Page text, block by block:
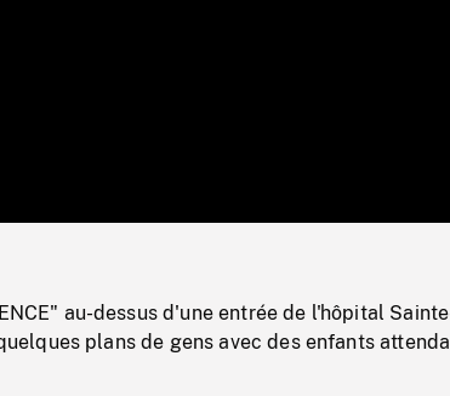
0%
au-dessus d'une entrée de l'hôpital
plans de gens avec des enfants